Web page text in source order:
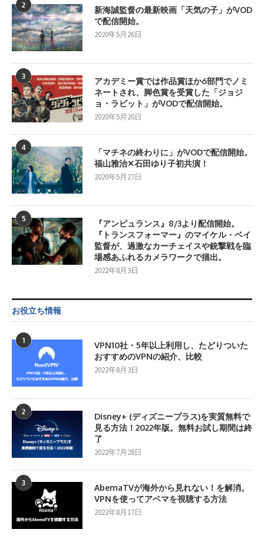
2
新海誠監督の最新映画「天気の子」がVOD
で配信開始。
2020年5月26日
3
アカデミー賞では作品賞ほか6部門でノミ
ネートされ、脚色賞を受賞した「ジョジ
ョ・ラビット」がVODで配信開始。
2020年5月20日
4
「マチネの終わりに」がVODで配信開始。
福山雅治✕石田ゆり子初共演！
2020年5月27日
5
『アンビュランス』8/3より配信開始。
『トランスフォーマー』のマイケル・ベイ
監督が、過激なカーチェイスや銃撃戦を臨
場感あふれるカメラワークで描出。
2022年8月3日
お役立ち情報
1
VPN10社・5年以上利用し、たどりついた
おすすめのVPNの紹介、比較
2022年8月3日
2
Disney+ (ディズニープラス)を実質無料で
見る方法！2022年版。無料お試し期間は終
了
2022年7月28日
3
AbemaTVが海外から見れない！を解消。
VPNを使ってアベマを視聴する方法
2022年8月17日